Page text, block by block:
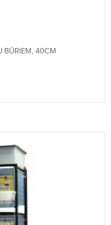
BŪRIEM, 40CM